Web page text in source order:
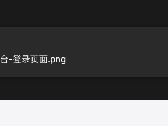
-登录页面.png